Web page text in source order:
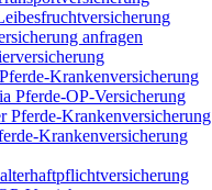
anfragen
Krankenversicherung
Pferde-OP-Versicherung
Pferde-Krankenversicherung
Krankenversicherung